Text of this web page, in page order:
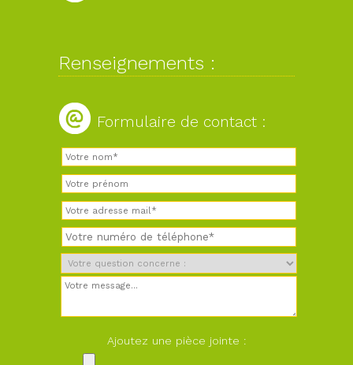
Renseignements :
Formulaire de contact :
Ajoutez une pièce jointe :